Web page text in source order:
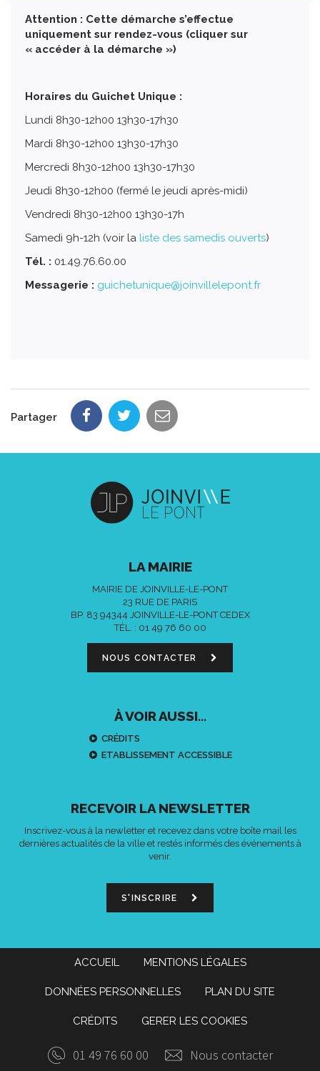
Attention : Cette démarche s’effectue
uniquement sur rendez-vous (cliquer sur
« accéder à la démarche »)
Horaires du Guichet Unique :
Lundi 8h30-12h00 13h30-17h30
Mardi 8h30-12h00 13h30-17h30
Mercredi 8h30-12h00 13h30-17h30
Jeudi 8h30-12h00 (fermé le jeudi après-midi)
Vendredi 8h30-12h00 13h30-17h
Samedi 9h-12h (voir la liste des samedis ouverts)
Tél. : 01.49.76.60.00
Messagerie : guichetunique@joinvillelepont.fr
Partager
LA MAIRIE
MAIRIE DE JOINVILLE-LE-PONT
23 RUE DE PARIS
BP. 83 94344 JOINVILLE-LE-PONT CEDEX
TÉL. : 01 49 76 60 00
NOUS CONTACTER
À VOIR AUSSI...
CRÉDITS
ETABLISSEMENT ACCESSIBLE
RECEVOIR LA NEWSLETTER
Inscrivez-vous à la newletter et recevez dans votre boîte mail les
dernières actualités de la ville et restés informés des événements à
venir.
S'INSCRIRE
ACCUEIL MENTIONS LÉGALES
DONNÉES PERSONNELLES PLAN DU SITE
CRÉDITS GERER LES COOKIES
01 49 76 60 00 Nous contacter